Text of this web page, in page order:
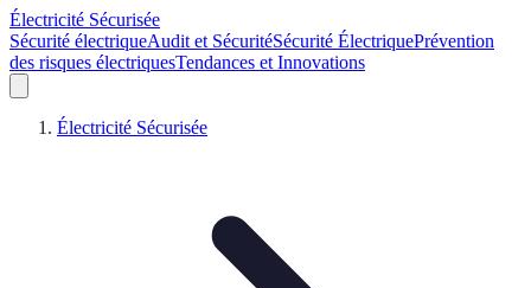
Électricité Sécurisée
Sécurité électriqueAudit et SécuritéSécurité ÉlectriquePrévention
des risques électriquesTendances et Innovations
Électricité Sécurisée